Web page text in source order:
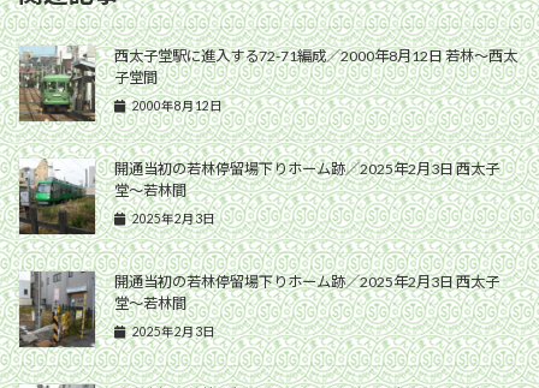
西太子堂駅に進入する72-71編成／2000年8月12日 若林〜西太
子堂間
2000年8月12日
開通当初の若林停留場下りホーム跡／2025年2月3日 西太子
堂〜若林間
2025年2月3日
開通当初の若林停留場下りホーム跡／2025年2月3日 西太子
堂〜若林間
2025年2月3日